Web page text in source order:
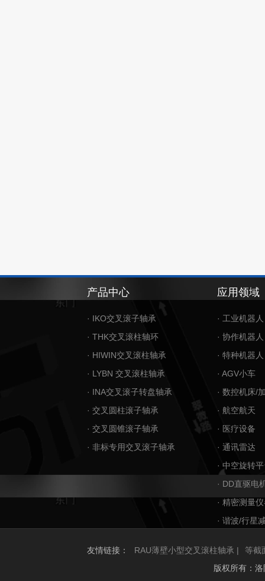
产品中心
· IKO交叉滚子轴承
· THK交叉滚柱轴环
· HIWIN交叉滚柱轴承
· LYBN 交叉滚柱轴承
· INA交叉滚子转盘轴承
· 交叉圆柱滚子轴承
· 交叉圆锥滚子轴承
· 非标专用交叉滚子轴承
应用领域
· 工业机器人
· 协作机器人
· 特种机器人
· AGV小车
· 数控机床/
· 航空航天
· 医疗设备
· 通讯雷达
· 中空旋转
· DD直驱电
· 精密测量
· 谐波/行星
友情链接： RAU薄壁小型交叉滚柱轴承 |
等截
版权所有：